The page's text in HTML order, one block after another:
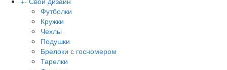
Футболки
Кружки
Чехлы
Подушки
Брелоки с госномером
Тарелки